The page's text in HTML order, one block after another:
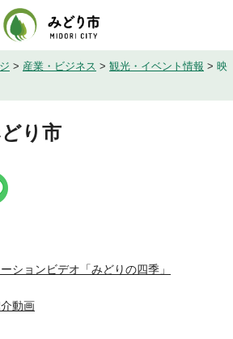
> 産業・ビジネス > 観光・イベント情報 > 映
り市
ションビデオ「みどりの四季」
動画